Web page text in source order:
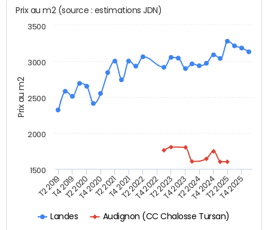
Prix au m2
Prix au m2 (source : estimations JDN)
Landes Audignon (CC Chalosse Tursan)
T2 2019T4 2019T2 2020T4 2020T2 2021T4 2021T2 2022T4 2022T2 2023T4 2023T2 2024T4 2024T2 2025T4 2025
1500
2000
2500
3000
3500